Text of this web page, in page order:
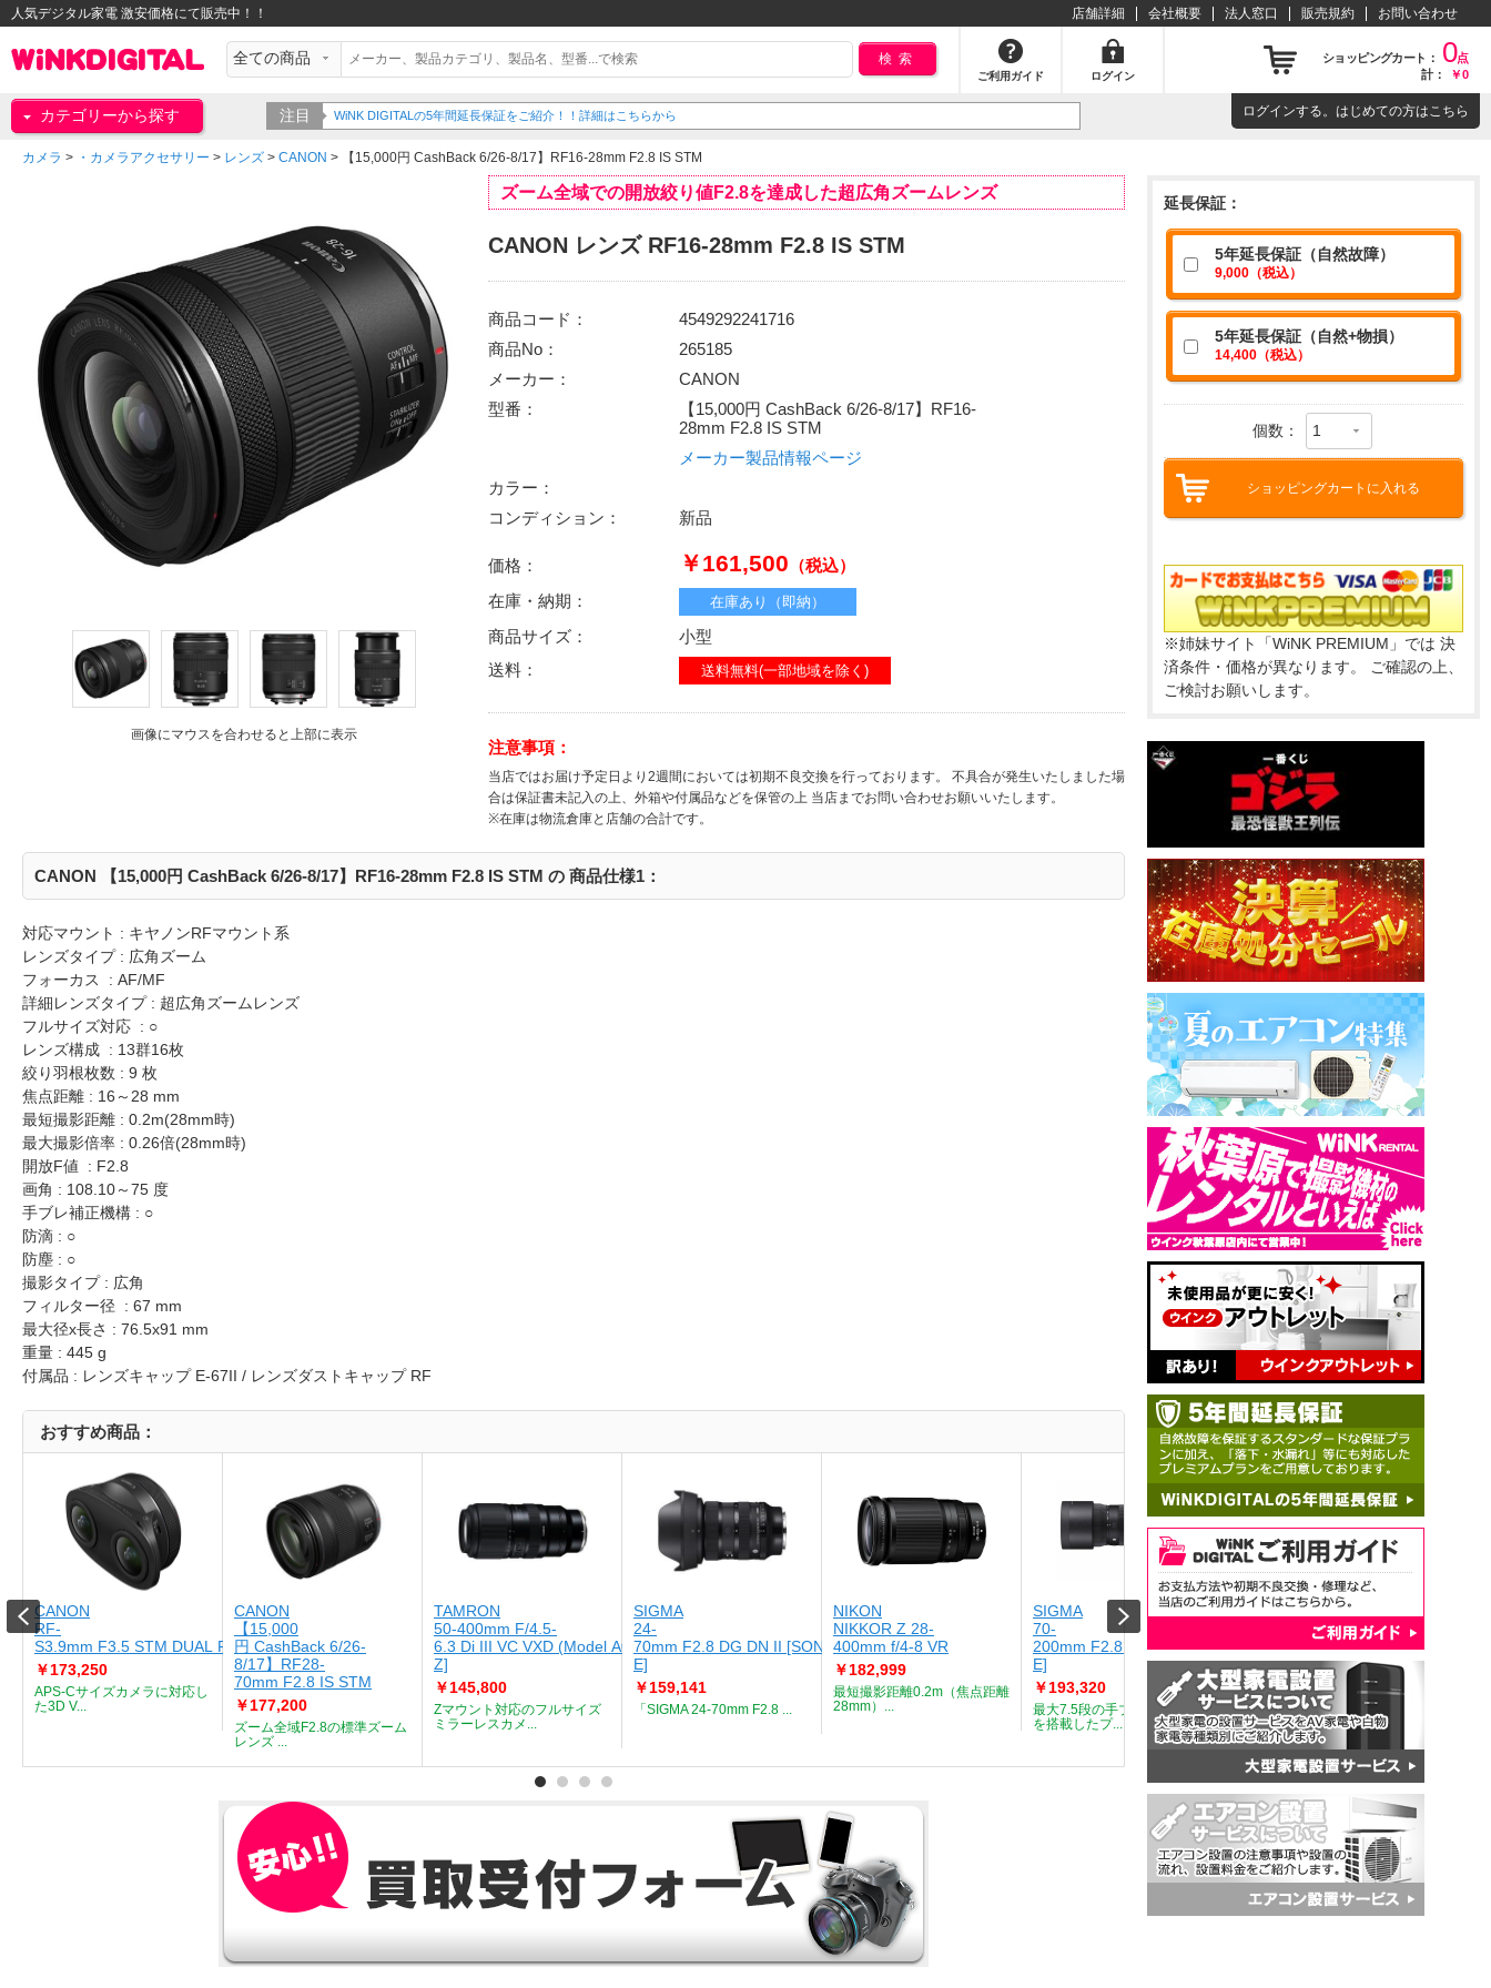
人気デジタル家電 激安価格にて販売中！！ 店舗詳細 会社概要 法人窓口 販売規約 お問い合わせ
検索
ご利用ガイド ログイン
ショッピングカート： 0点
計：
￥0
カテゴリーから探す 注目 大型家電の設置・取付についてを詳しくご説明いたします！！
WiNK DIGITALの5年間延長保証をご紹介！！詳細はこちらから ログインする。はじめての方はこちら
カメラ > ・カメラアクセサリー > レンズ > CANON > 【15,000円 CashBack 6/26-8/17】RF16-28mm F2.8 IS STM
画像にマウスを合わせると上部に表示
ズーム全域での開放絞り値F2.8を達成した超広角ズームレンズ
CANON レンズ RF16-28mm F2.8 IS STM
商品コード：
4549292241716
商品No：
265185
メーカー：
CANON
型番：
【15,000円 CashBack 6/26-8/17】RF16-
28mm F2.8 IS STM
メーカー製品情報ページ
カラー：
コンディション：
新品
価格： ￥161,500 （税込）
在庫・納期：
在庫あり（即納）
商品サイズ：
小型
送料：
送料無料(一部地域を除く)
注意事項：
当店ではお届け予定日より2週間においては初期不良交換を行っております。 不具合が発生いたしました場
合は保証書未記入の上、外箱や付属品などを保管の上 当店までお問い合わせお願いいたします。
※在庫は物流倉庫と店舗の合計です。
CANON 【15,000円 CashBack 6/26-8/17】RF16-28mm F2.8 IS STM の 商品仕様1：
対応マウント : キヤノンRFマウント系
レンズタイプ : 広角ズーム
フォーカス : AF/MF
詳細レンズタイプ : 超広角ズームレンズ
フルサイズ対応 : ○
レンズ構成 : 13群16枚
絞り羽根枚数 : 9 枚
焦点距離 : 16～28 mm
最短撮影距離 : 0.2m(28mm時)
最大撮影倍率 : 0.26倍(28mm時)
開放F値 : F2.8
画角 : 108.10～75 度
手ブレ補正機構 : ○
防滴 : ○
防塵 : ○
撮影タイプ : 広角
フィルター径 : 67 mm
最大径x長さ : 76.5x91 mm
重量 : 445 g
付属品 : レンズキャップ E-67II / レンズダストキャップ RF
おすすめ商品：
CANON
RF-
S3.9mm F3.5 STM DUAL FISHEYE
￥173,250
APS-Cサイズカメラに対応し
た3D V...
CANON
【15,000
円 CashBack 6/26-
8/17】RF28-
70mm F2.8 IS STM
￥177,200
ズーム全域F2.8の標準ズーム
レンズ ...
TAMRON
50-400mm F/4.5-
6.3 Di III VC VXD (Model A067) [NIKON-
Z]
￥145,800
Zマウント対応のフルサイズ
ミラーレスカメ...
SIGMA
24-
70mm F2.8 DG DN II [SONY-
E]
￥159,141
「SIGMA 24-70mm F2.8 ...
NIKON
NIKKOR Z 28-
400mm f/4-8 VR
￥182,999
最短撮影距離0.2m（焦点距離
28mm）...
SIGMA
70-
200mm F2.8 DG DN OS [SONY-
E]
￥193,320
最大7.5段の手ブレ補正機構
を搭載したプ...
TAMRON
150-500mm F/5-
6.7 Di III VC VXD (Model A057)
Z]
￥130,000
フルサイズミラーレスカメラ
対応のニコンZ...
延長保証：
5年延長保証（自然故障）
9,000（税込）
5年延長保証（自然+物損）
14,400（税込）
個数：
ショッピングカートに入れる
※姉妹サイト「WiNK PREMIUM」では 決
済条件・価格が異なります。 ご確認の上、
ご検討お願いします。